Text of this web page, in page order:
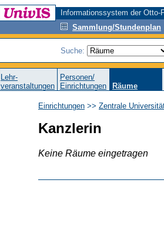
Informationssystem der
Sammlung/Stundenplan
Suche:
Lehr-
veranstaltungen
Personen/
Einrichtungen
Räume
Einrichtungen >> Zentrale
Kanzlerin
Keine Räume eingetragen